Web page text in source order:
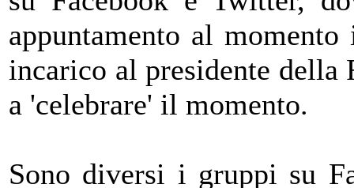
appuntamento al
incarico al presidente della
a 'celebrare' il momento.
Sono diversi i gruppi su